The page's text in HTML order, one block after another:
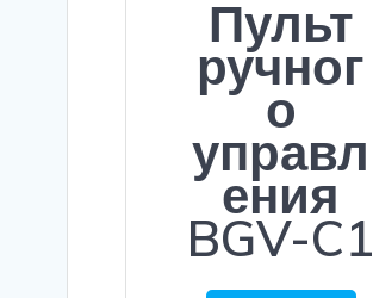
Пульт
ручног
о
управл
ения
BGV-C1